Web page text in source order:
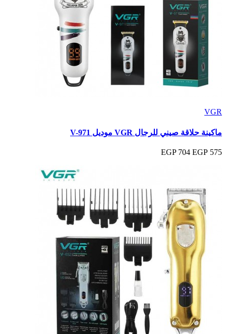
VGR
ماكينة حلاقة صيني للرجال VGR موديل V-971
575 EGP
704 EGP